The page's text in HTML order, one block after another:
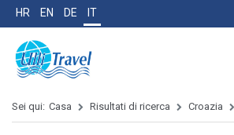
HR EN DE IT
Sei qui: Casa Risultati di ricerca Croazia